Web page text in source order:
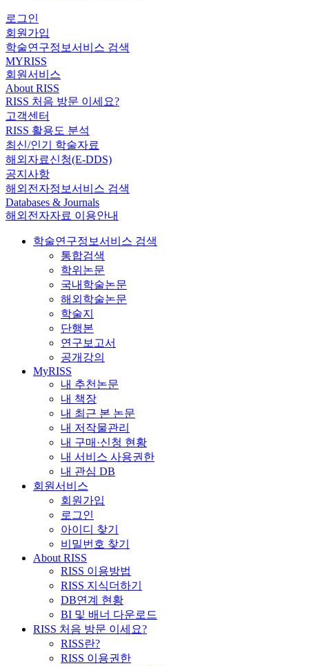
로그인
회원가입
학술연구정보서비스 검색
MYRISS
회원서비스
About RISS
RISS 처음 방문 이세요?
고객센터
RISS 활용도 분석
최신/인기 학술자료
해외자료신청(E-DDS)
공지사항
해외전자정보서비스 검색
Databases & Journals
해외전자자료 이용안내
학술연구정보서비스 검색
통합검색
학위논문
국내학술논문
해외학술논문
학술지
단행본
연구보고서
공개강의
MyRISS
내 추천논문
내 책장
내 최근 본 논문
내 저작물관리
내 구매·신청 현황
내 서비스 사용권한
내 관심 DB
회원서비스
회원가입
로그인
아이디 찾기
비밀번호 찾기
About RISS
RISS 이용방법
RISS 지식더하기
DB연계 현황
BI 및 배너 다운로드
RISS 처음 방문 이세요?
RISS란?
RISS 이용권한